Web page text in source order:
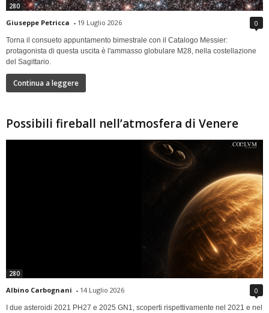
280
Giuseppe Petricca - 19 Luglio 2026 0
Torna il consueto appuntamento bimestrale con il Catalogo Messier:
protagonista di questa uscita è l'ammasso globulare M28, nella costellazione
del Sagittario.
Continua a leggere
Possibili fireball nell’atmosfera di Venere
280
Albino Carbognani - 14 Luglio 2026 0
I due asteroidi 2021 PH27 e 2025 GN1, scoperti rispettivamente nel 2021 e nel